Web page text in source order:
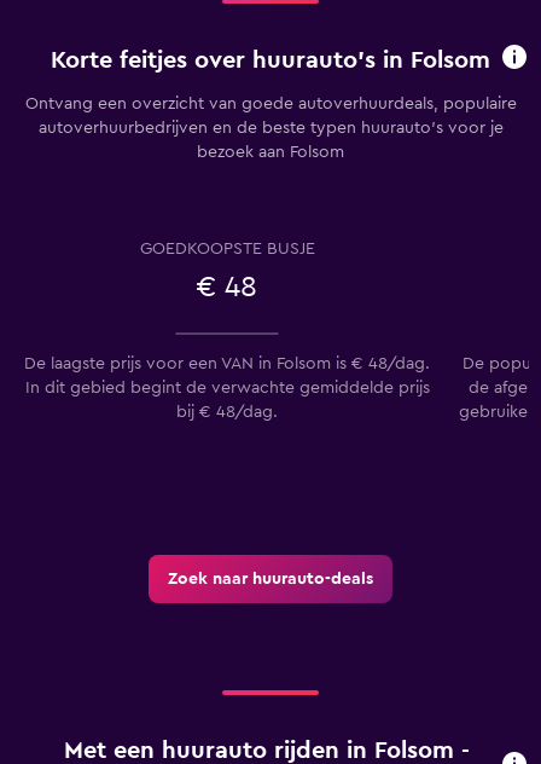
Korte feitjes over huurauto's in Folsom
Ontvang een overzicht van goede autoverhuurdeals, populaire
autoverhuurbedrijven en de beste typen huurauto's voor je
bezoek aan Folsom
GOEDKOOPSTE BUSJE
€ 48
De laagste prijs voor een VAN in Folsom is € 48/dag.
In dit gebied begint de verwachte gemiddelde prijs
bij € 48/dag.
De
de
Zoek naar huurauto-deals
Met een huurauto rijden in Folsom -